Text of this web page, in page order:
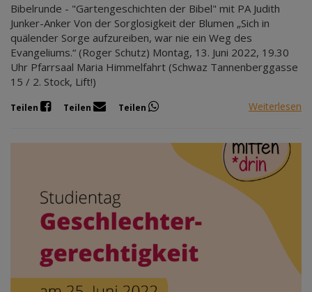
Bibelrunde - "Gartengeschichten der Bibel" mit PA Judith
Junker-Anker Von der Sorglosigkeit der Blumen „Sich in
quälender Sorge aufzureiben, war nie ein Weg des
Evangeliums.“ (Roger Schutz) Montag, 13. Juni 2022, 19.30
Uhr Pfarrsaal Maria Himmelfahrt (Schwaz Tannenberggasse
15 / 2. Stock, Lift!)
Teilen Teilen Teilen Weiterlesen